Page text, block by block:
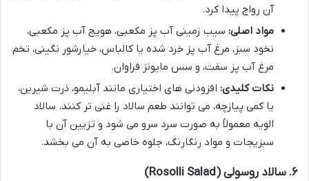
آن رواج پیدا کرد.
مواد اصلی: سیب زمینی آب پز مکعبی، هویج آب پز مکعبی،
نخود سبز، مرغ آب پز خرد شده یا کالباس، خیارشور نگینی، تخم
مرغ آب پز سفت، و سس مایونز فراوان.
نکات کلیدی: افزودنی های اختیاری مانند آبلیمو، ذرت شیرین،
یا کمی پیازچه، می توانند طعم سالاد را غنی تر کنند. سالاد
الویه معمولاً به صورت سرد سرو می شود و تزیین آن با
سبزیجات و مواد رنگارنگ، جلوه خاصی به آن می بخشد.
۶. سالاد روسولی (Rosolli Salad)